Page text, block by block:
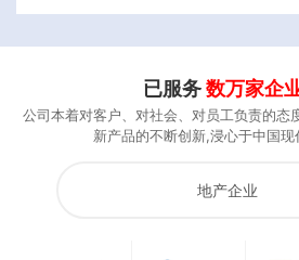
品牌底蕴考察团首先参
下，来宾们详细了解了
盛宴。本次活动汇聚了
的企业家、行业大咖、
建材与建筑节能技术展
展新路径。我司董事长
已服务数万家企
公司本着对客户、对社会、对员工负责的态
新产品的不断创新,浸心于中国现
地产企业